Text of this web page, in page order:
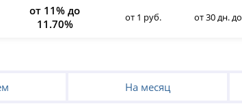
от 11% до
11.70%
от 1 руб. от 30 дн.
На месяц